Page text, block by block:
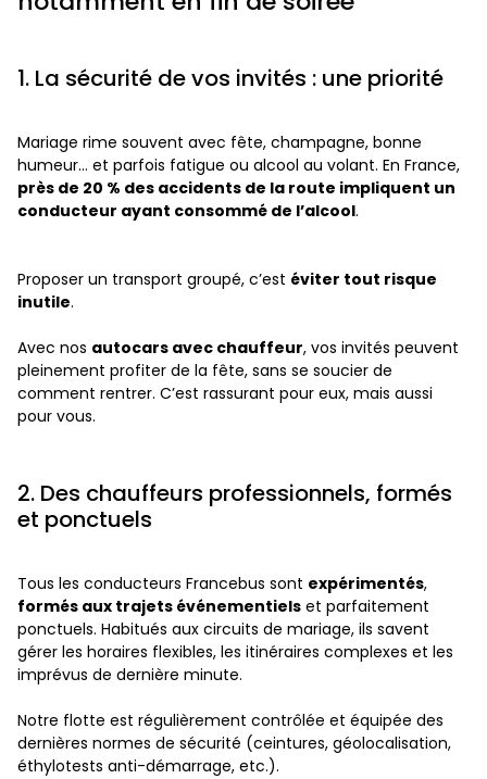
1. La sécurité de vos invités : une priorité
Mariage rime souvent avec fête, champagne, bonne
humeur… et parfois fatigue ou alcool au volant. En France,
près de 20 % des accidents de la route impliquent un
conducteur ayant consommé de l’alcool.
Proposer un transport groupé, c’est éviter tout risque
inutile.
Avec nos autocars avec chauffeur, vos invités peuvent
pleinement profiter de la fête, sans se soucier de
comment rentrer. C’est rassurant pour eux, mais aussi
pour vous.
2. Des chauffeurs professionnels, formés
et ponctuels
Tous les conducteurs Francebus sont expérimentés,
formés aux trajets événementiels et parfaitement
ponctuels. Habitués aux circuits de mariage, ils savent
gérer les horaires flexibles, les itinéraires complexes et les
imprévus de dernière minute.
Notre flotte est régulièrement contrôlée et équipée des
dernières normes de sécurité (ceintures, géolocalisation,
éthylotests anti-démarrage, etc.).